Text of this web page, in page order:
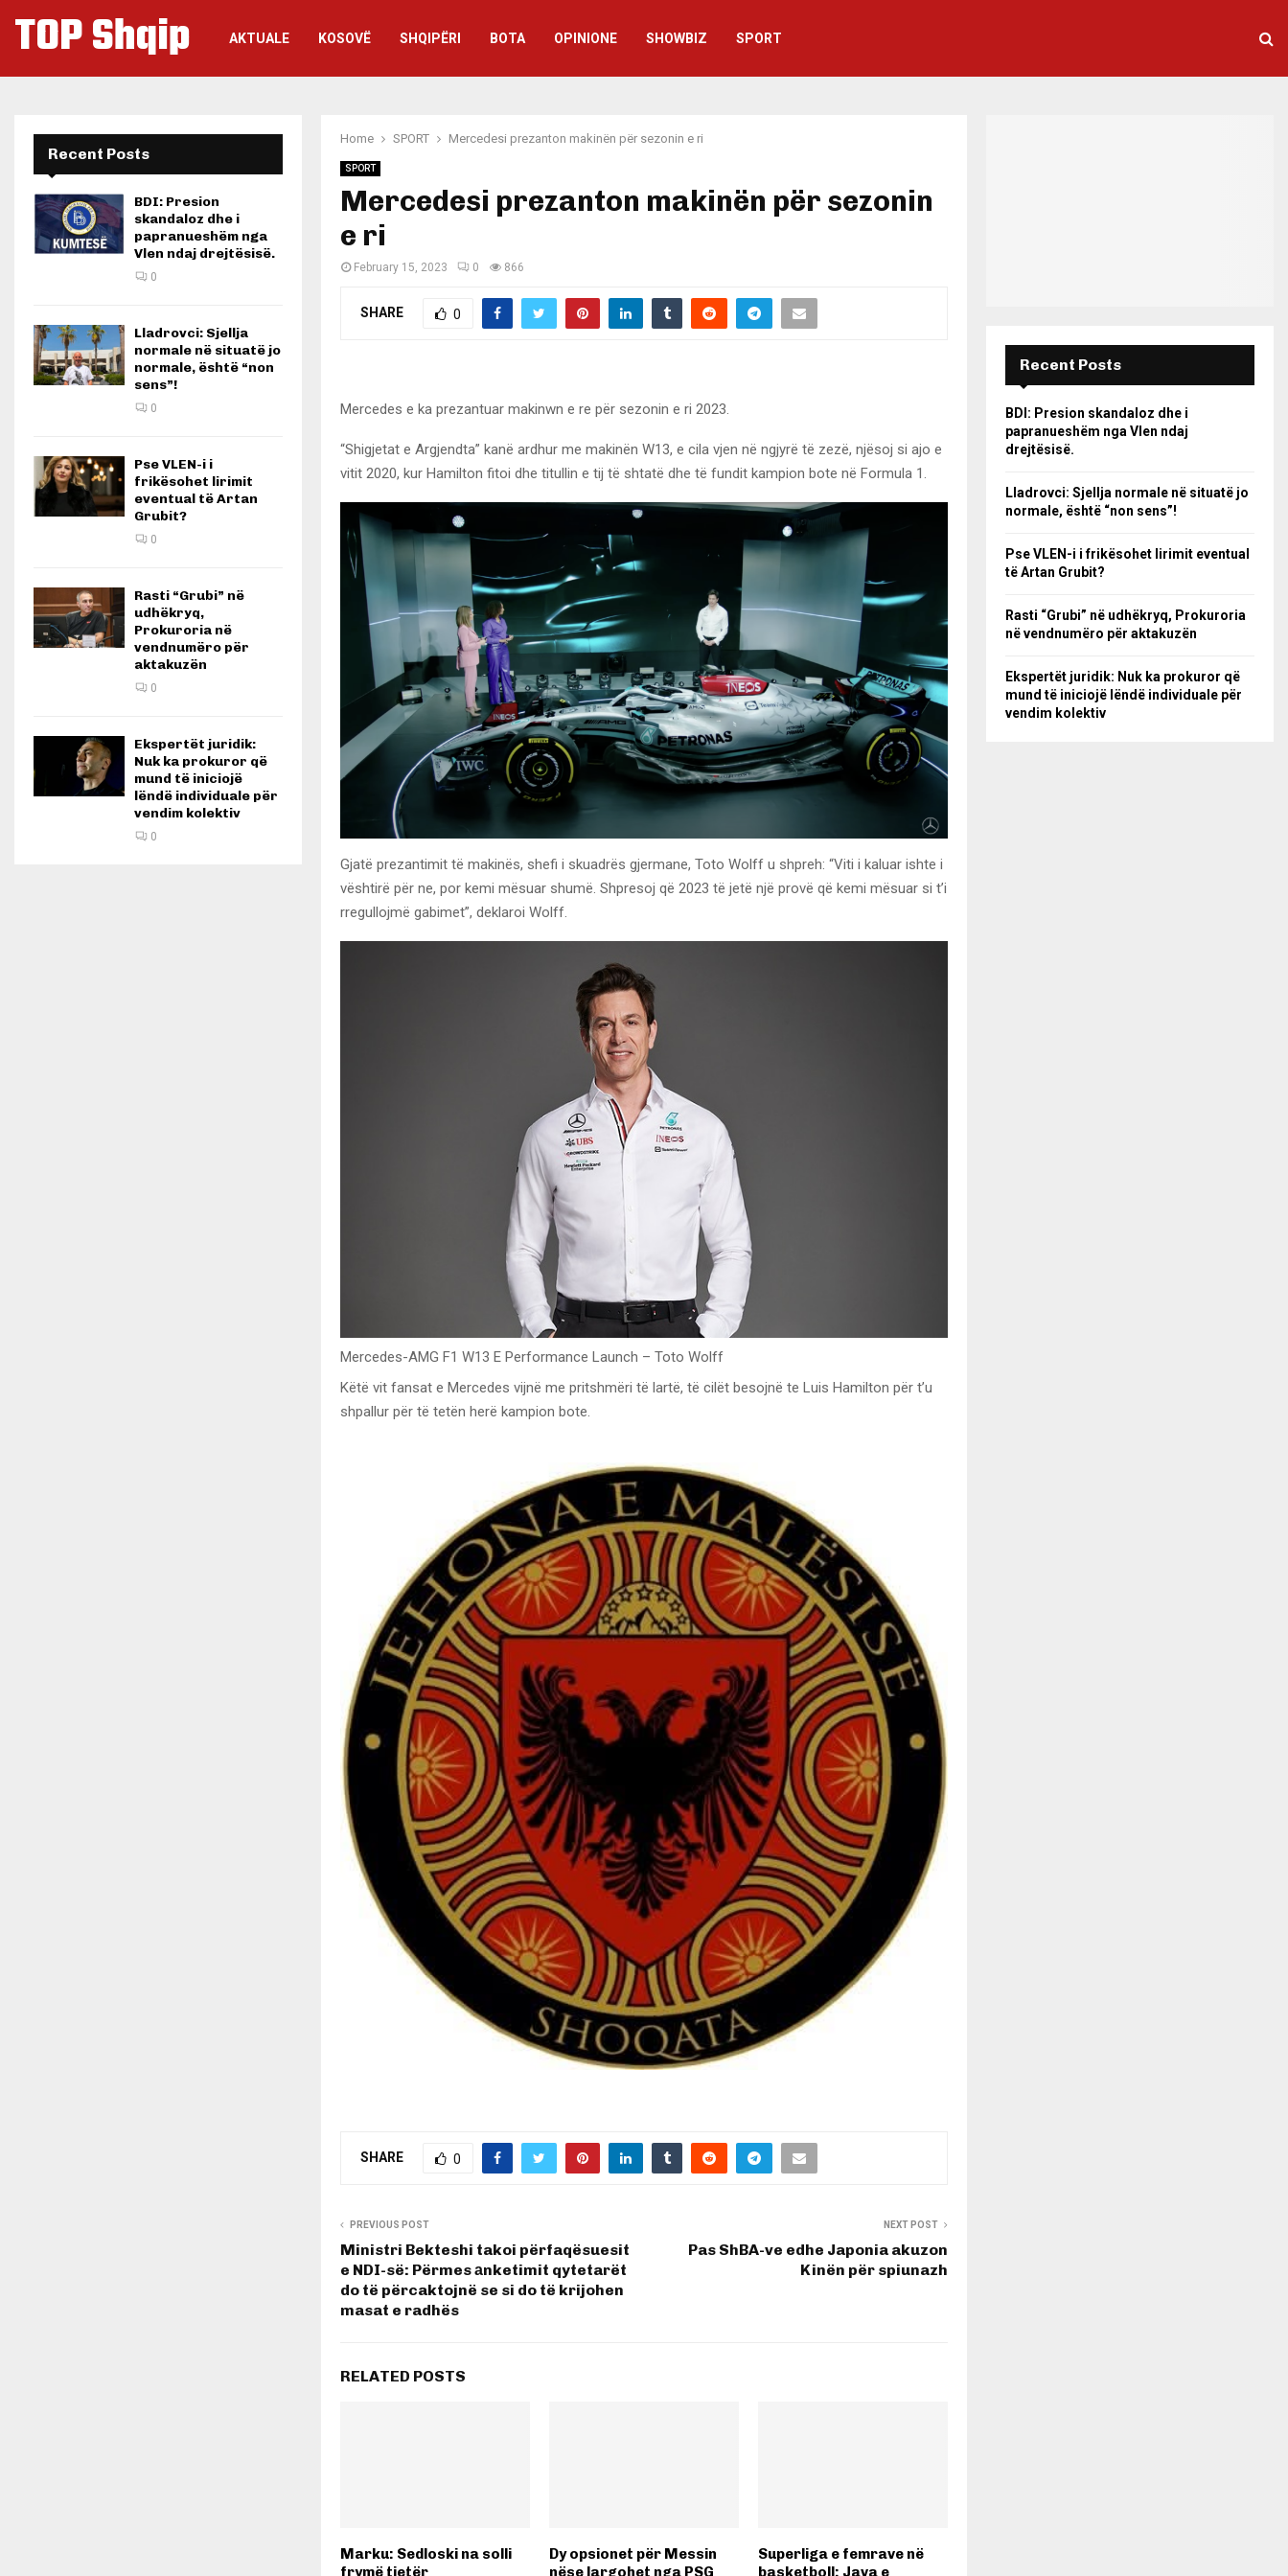
TOP Shqip AKTUALE KOSOVË SHQIPËRI BOTA OPINIONE SHOWBIZ SPORT
Home SPORT Mercedesi prezanton makinën për sezonin e ri
SPORT
Mercedesi prezanton makinën për sezonin
e ri
February 15, 2023 0 866
SHARE 0
Mercedes e ka prezantuar makinwn e re për sezonin e ri 2023.
“Shigjetat e Argjendta” kanë ardhur me makinën W13, e cila vjen në ngjyrë të zezë, njësoj si ajo e
vitit 2020, kur Hamilton fitoi dhe titullin e tij të shtatë dhe të fundit kampion bote në Formula 1.
Gjatë prezantimit të makinës, shefi i skuadrës gjermane, Toto Wolff u shpreh: “Viti i kaluar ishte i
vështirë për ne, por kemi mësuar shumë. Shpresoj që 2023 të jetë një provë që kemi mësuar si t’i
rregullojmë gabimet”, deklaroi Wolff.
Mercedes-AMG F1 W13 E Performance Launch – Toto Wolff
Këtë vit fansat e Mercedes vijnë me pritshmëri të lartë, të cilët besojnë te Luis Hamilton për t’u
shpallur për të tetën herë kampion bote.
SHARE 0
PREVIOUS POST
Ministri Bekteshi takoi përfaqësuesit
e NDI-së: Përmes аnketimit qytetarët
do të përcaktojnë se si do të krijohen
masat e radhës
NEXT POST
Pas ShBA-ve edhe Japonia akuzon
Kinën për spiunazh
RELATED POSTS
Marku: Sedloski na solli
frymë tjetër
Dy opsionet për Messin
nëse largohet nga PSG
Superliga e femrave në
basketboll: Java e
Recent Posts
BDI: Presion
skandaloz dhe i
papranueshëm nga
Vlen ndaj drejtësisë.
0
Lladrovci: Sjellja
normale në situatë jo
normale, është “non
sens”!
0
Pse VLEN-i i
frikësohet lirimit
eventual të Artan
Grubit?
0
Rasti “Grubi” në
udhëkryq,
Prokuroria në
vendnumëro për
aktakuzën
0
Ekspertët juridik:
Nuk ka prokuror që
mund të iniciojë
lëndë individuale për
vendim kolektiv
0
Recent Posts
BDI: Presion skandaloz dhe i
papranueshëm nga Vlen ndaj
drejtësisë.
Lladrovci: Sjellja normale në situatë jo
normale, është “non sens”!
Pse VLEN-i i frikësohet lirimit eventual
të Artan Grubit?
Rasti “Grubi” në udhëkryq, Prokuroria
në vendnumëro për aktakuzën
Ekspertët juridik: Nuk ka prokuror që
mund të iniciojë lëndë individuale për
vendim kolektiv